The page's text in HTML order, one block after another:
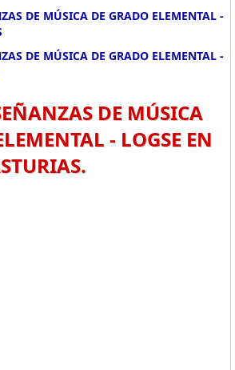
DE MÚSICA DE GRADO ELEMENTAL -
DE MÚSICA DE GRADO ELEMENTAL -
DE MÚSICA
- LOGSE EN